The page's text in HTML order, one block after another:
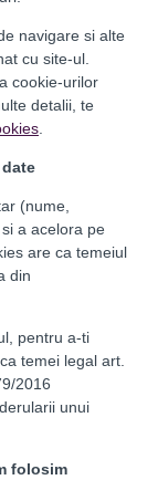
navigare si alte
cu site-ul.
cookie-urilor
detalii, te
(nume,
a acelora pe
are ca temeiul
din
pentru a-ti
temei legal art.
2016
unui
folosim